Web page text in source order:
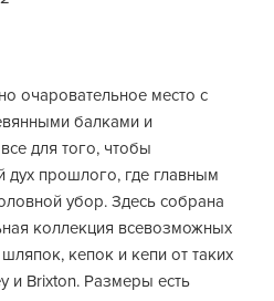
очаровательное место с
балками и
для того, чтобы
дух прошлого, где главным
убор. Здесь собрана
коллекция всевозможных
кепок и кепи от таких
и Brixton. Размеры есть